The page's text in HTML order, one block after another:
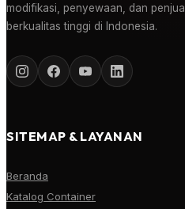
modifikasi, penyewaan, dan
berkualitas tinggi di Indonesia.
SITEMAP & LAYANAN
Beranda
Katalog Container